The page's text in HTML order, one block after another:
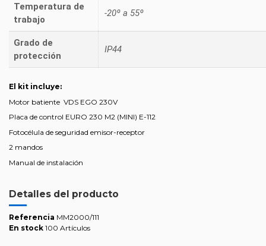
Temperatura de
trabajo
-20º a 55º
Grado de
protección
IP44
El kit incluye:
Motor batiente VDS EGO 230V
Placa de control EURO 230 M2 (MINI) E-112
Fotocélula de seguridad emisor-receptor
2 mandos
Manual de instalación
Detalles del producto
Referencia MM2000/111
En stock 100 Artículos